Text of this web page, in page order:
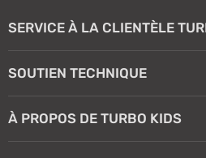
SERVICE À LA CLIENTÈLE
SOUTIEN TECHNIQUE
À PROPOS DE TURBO KIDS